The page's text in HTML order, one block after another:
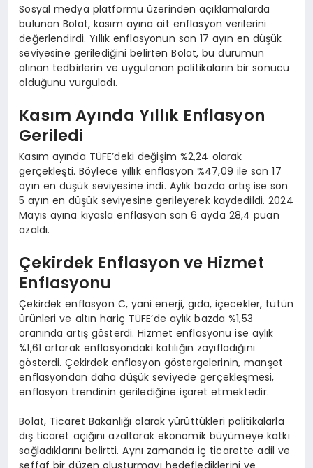
Sosyal medya platformu üzerinden açıklamalarda
bulunan Bolat, kasım ayına ait enflasyon verilerini
değerlendirdi. Yıllık enflasyonun son 17 ayın en düşük
seviyesine gerilediğini belirten Bolat, bu durumun
alınan tedbirlerin ve uygulanan politikaların bir sonucu
olduğunu vurguladı.
Kasım Ayında Yıllık Enflasyon
Geriledi
Kasım ayında TÜFE’deki değişim %2,24 olarak
gerçekleşti. Böylece yıllık enflasyon %47,09 ile son 17
ayın en düşük seviyesine indi. Aylık bazda artış ise son
5 ayın en düşük seviyesine gerileyerek kaydedildi. 2024
Mayıs ayına kıyasla enflasyon son 6 ayda 28,4 puan
azaldı.
Çekirdek Enflasyon ve Hizmet
Enflasyonu
Çekirdek enflasyon C, yani enerji, gıda, içecekler, tütün
ürünleri ve altın hariç TÜFE’de aylık bazda %1,53
oranında artış gösterdi. Hizmet enflasyonu ise aylık
%1,61 artarak enflasyondaki katılığın zayıfladığını
gösterdi. Çekirdek enflasyon göstergelerinin, manşet
enflasyondan daha düşük seviyede gerçekleşmesi,
enflasyon trendinin gerilediğine işaret etmektedir.
Bolat, Ticaret Bakanlığı olarak yürüttükleri politikalarla
dış ticaret açığını azaltarak ekonomik büyümeye katkı
sağladıklarını belirtti. Aynı zamanda iç ticarette adil ve
şeffaf bir düzen oluşturmayı hedeflediklerini ve